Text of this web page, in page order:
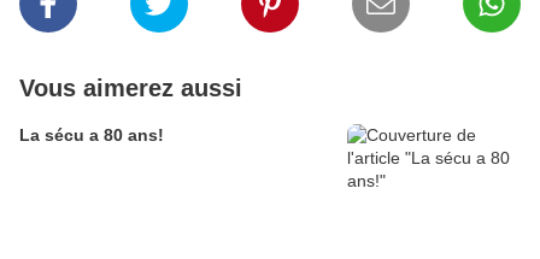
Vous aimerez aussi
La sécu a 80 ans!